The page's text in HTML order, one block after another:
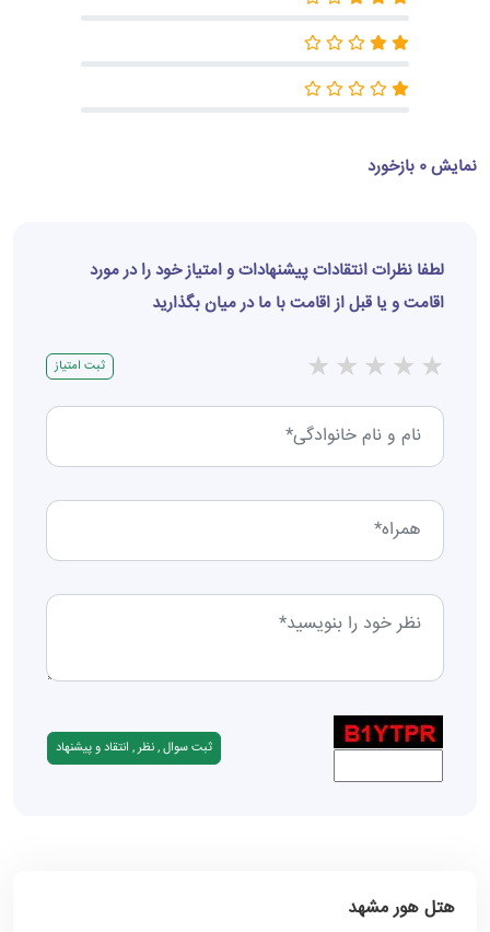
نمایش 0 بازخورد
لطفا نظرات انتقادات پیشنهادات و امتیاز خود را در مورد
اقامت و یا قبل از اقامت با ما در میان بگذارید
★
★
★
★
★ ثبت امتیاز
هتل هور مشهد